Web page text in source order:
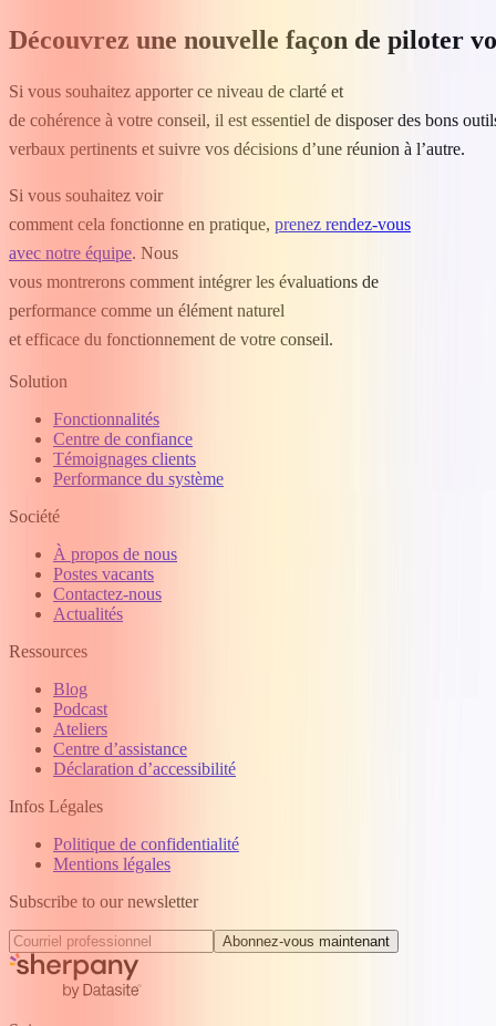
Découvrez une nouvelle façon de piloter
Si vous souhaitez apporter ce niveau de clarté et
de cohérence à votre conseil, il est essentiel de disposer des bons
verbaux pertinents et suivre vos décisions d’une réunion à l’autre.
Si vous souhaitez voir
comment cela fonctionne en pratique, prenez rendez-vous
avec notre équipe. Nous
vous montrerons comment intégrer les évaluations de
performance comme un élément naturel
et efficace du fonctionnement de votre conseil.
Solution
Fonctionnalités
Centre de confiance
Témoignages clients
Performance du système
Société
À propos de nous
Postes vacants
Contactez-nous
Actualités
Ressources
Blog
Podcast
Ateliers
Centre d’assistance
Déclaration d’accessibilité
Infos Légales
Politique de confidentialité
Mentions légales
Subscribe to our newsletter
Abonnez‑vous maintenant